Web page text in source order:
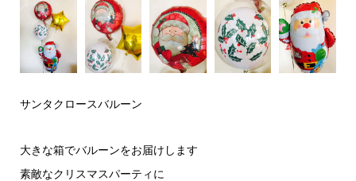
サンタクロースバルーン
大きな箱でバルーンをお届けします
素敵なクリスマスパーティに